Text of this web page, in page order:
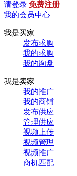
请登录 免费注册
我的会员中心
我是买家
发布求购
我的求购
我的询盘
我是卖家
我的推广
我的商铺
发布供应
管理供应
视频上传
视频管理
视频推广
商机匹配